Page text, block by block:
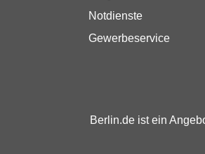
Notdienste
Gewerbeservice
Berlin.de ist ein